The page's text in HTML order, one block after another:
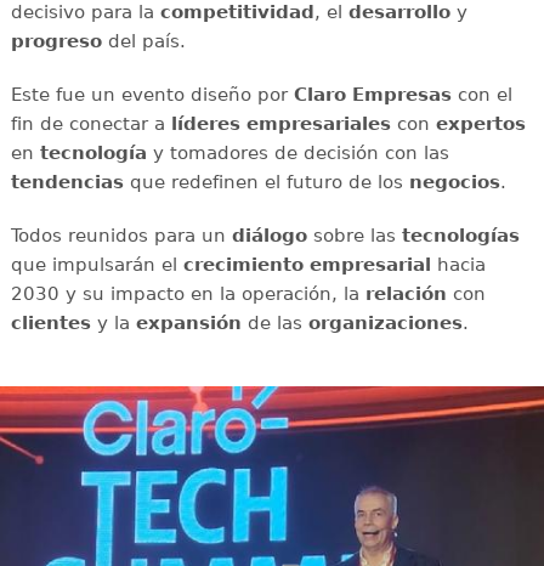
decisivo para la competitividad, el desarrolloy
progresodel país.
Este fue un evento diseño por Claro Empresascon el
fin de conectar a líderes empresarialescon expertos
en tecnología y tomadores de decisión con las
tendenciasque redefinen el futuro de los negocios.
Todos reunidos para un diálogosobre las tecnologías
que impulsarán el crecimiento empresarial hacia
2030 y su impacto en la operación, la relación con
clientesy la expansión de las organizaciones.